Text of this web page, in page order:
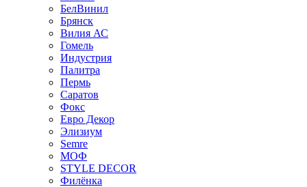
БелВинил
Брянск
Вилия АС
Гомель
Индустрия
Палитра
Пермь
Саратов
Фокс
Евро Декор
Элизиум
Semre
МОФ
STYLE DECOR
Филёнка